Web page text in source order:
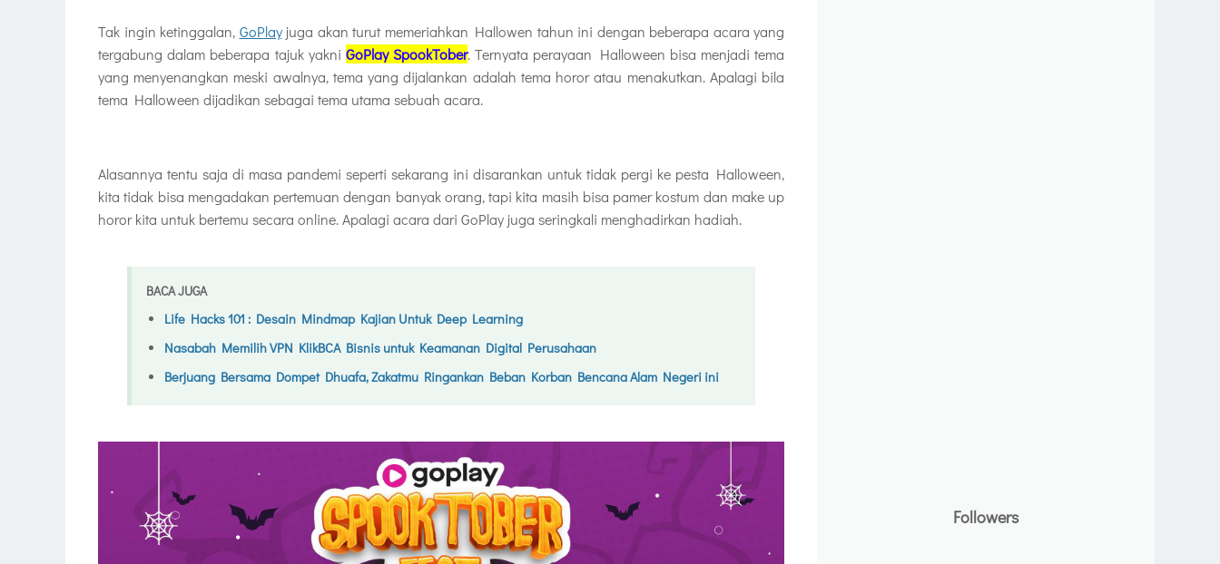
Tak ingin ketinggalan, GoPlayjuga akan turut memeriahkan Hallowen tahun ini dengan beberapa acara yang
tergabung dalam beberapa tajuk yakni GoPlay SpookTober. Ternyata perayaan Halloween bisa menjadi tema
yang menyenangkan meski awalnya, tema yang dijalankan adalah tema horor atau menakutkan. Apalagi bila
tema Halloween dijadikan sebagai tema utama sebuah acara.
Alasannya tentu saja di masa pandemi seperti sekarang ini disarankan untuk tidak pergi ke pesta Halloween,
kita tidak bisa mengadakan pertemuan dengan banyak orang, tapi kita masih bisa pamer kostum dan make up
horor kita untuk bertemu secara online. Apalagi acara dari GoPlay juga seringkali menghadirkan hadiah.
BACA JUGA
Life Hacks 101 : Desain Mindmap Kajian Untuk Deep Learning
Nasabah Memilih VPN KlikBCA Bisnis untuk Keamanan Digital Perusahaan
Berjuang Bersama Dompet Dhuafa, Zakatmu Ringankan Beban Korban Bencana Alam Negeri ini
Followers